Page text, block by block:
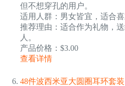
但不想穿孔的用户。
适用人群：男女皆宜，适合喜
推荐理由：适合作为礼物，
人。
产品价格：$3.00
查看详情
48件波西米亚大圆圈耳环套